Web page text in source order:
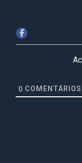
0 COMENTÁRIOS